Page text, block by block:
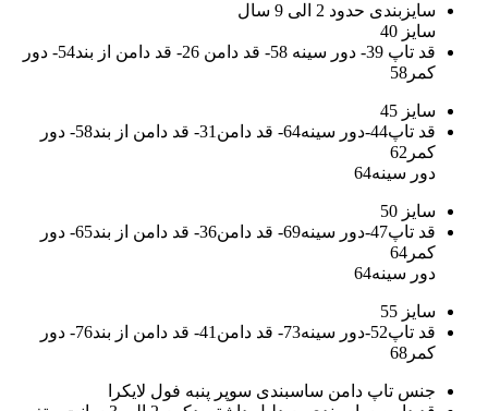
ممکن
در
شوند
479,000 تومان
سایزبندی حدود 2 الی 9 سال
سایز 40
قد تاپ 39- دور سینه 58- قد دامن 26- قد دامن از بند54- دور
کمر58
سایز 45
قد تاپ44-دور سینه64- قد دامن31- قد دامن از بند58- دور
کمر62
دور سینه64
سایز 50
قد تاپ47-دور سینه69- قد دامن36- قد دامن از بند65- دور
کمر64
دور سینه64
سایز 55
قد تاپ52-دور سینه73- قد دامن41- قد دامن از بند76- دور
کمر68
جنس تاپ دامن ساسبندی سوپر پنبه فول لایکرا